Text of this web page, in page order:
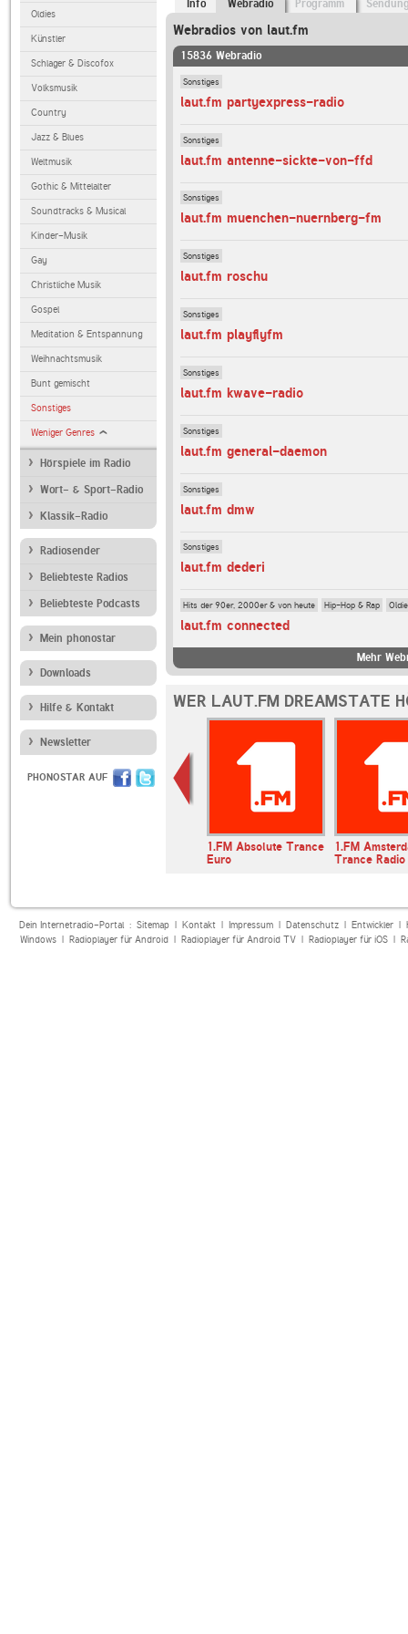
Oldies
Künstler
Schlager & Discofox
Volksmusik
Country
Jazz & Blues
Weltmusik
Gothic & Mittelalter
Soundtracks & Musical
Kinder-Musik
Gay
Christliche Musik
Gospel
Meditation & Entspannung
Weihnachtsmusik
Bunt gemischt
Sonstiges
Weniger Genres
Hörspiele im Radio
Wort- & Sport-Radio
Klassik-Radio
Radiosender
Beliebteste Radios
Beliebteste Podcasts
Mein phonostar
Downloads
Hilfe & Kontakt
Newsletter
PHONOSTAR AUF
Info Webradio Programm
Webradios von laut.fm
15836 Webradio
Sonstiges
laut.fm partyexpress-radio
Sonstiges
laut.fm antenne-sickte-von-ffd
Sonstiges
laut.fm muenchen-nuernberg-fm
Sonstiges
laut.fm roschu
Sonstiges
laut.fm playflyfm
Sonstiges
laut.fm kwave-radio
Sonstiges
laut.fm general-daemon
Sonstiges
laut.fm dmw
Sonstiges
laut.fm dederi
Hits der 90er, 2000er & von heute Hip-Hop & Rap
laut.fm connected
Mehr
WER LAUT.FM DREAMSTATE
1.FM Absolute Trance
Euro
1.FM
Trance Radio
Dein Internetradio-Portal : Sitemap| Kontakt| Impressum| Datenschutz| Entwickler|
Windows| Radioplayer für Android| Radioplayer für Android TV| Radioplayer für iOS|